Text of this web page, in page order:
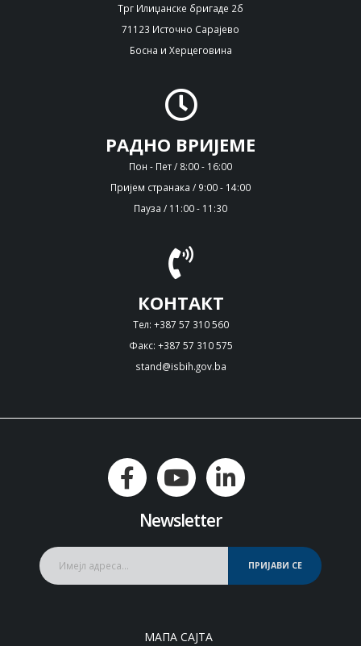
Трг Илиџанске бригаде 2б
71123 Источно Сарајево
Босна и Херцеговина
РАДНО ВРИЈЕМЕ
Пон - Пет / 8:00 - 16:00
Пријем странака / 9:00 - 14:00
Пауза / 11:00 - 11:30
КОНТАКТ
Тел: +387 57 310 560
Факс: +387 57 310 575
stand@isbih.gov.ba
Newsletter
ПРИЈАВИ СЕ
МАПА САЈТА